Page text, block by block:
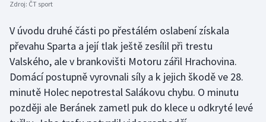
Rychlostní kanoistika
Short track
Sportovní střelba
Zdroj: ČT sport
V úvodu druhé části po přestálém oslabení získala
převahu Sparta a její tlak ještě zesílil při trestu
Valského, ale v brankovišti Motoru zářil Hrachovina.
Domácí postupně vyrovnali síly a k jejich škodě ve 28.
minutě Holec nepotrestal Salákovu chybu. O minutu
později ale Beránek zametl puk do klece u odkryté levé